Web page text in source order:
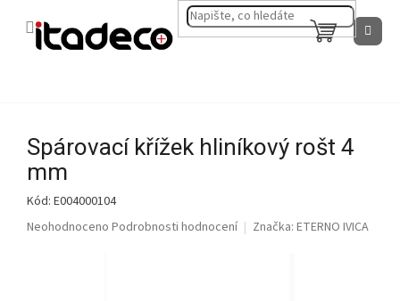
NÁKUPNÍ
KOŠÍK
Spárovací křížek hliníkový rošt 4
mm
Kód: E004000104
Průměrné
Neohodnoceno Podrobnosti hodnocení Značka: ETERNO IVICA